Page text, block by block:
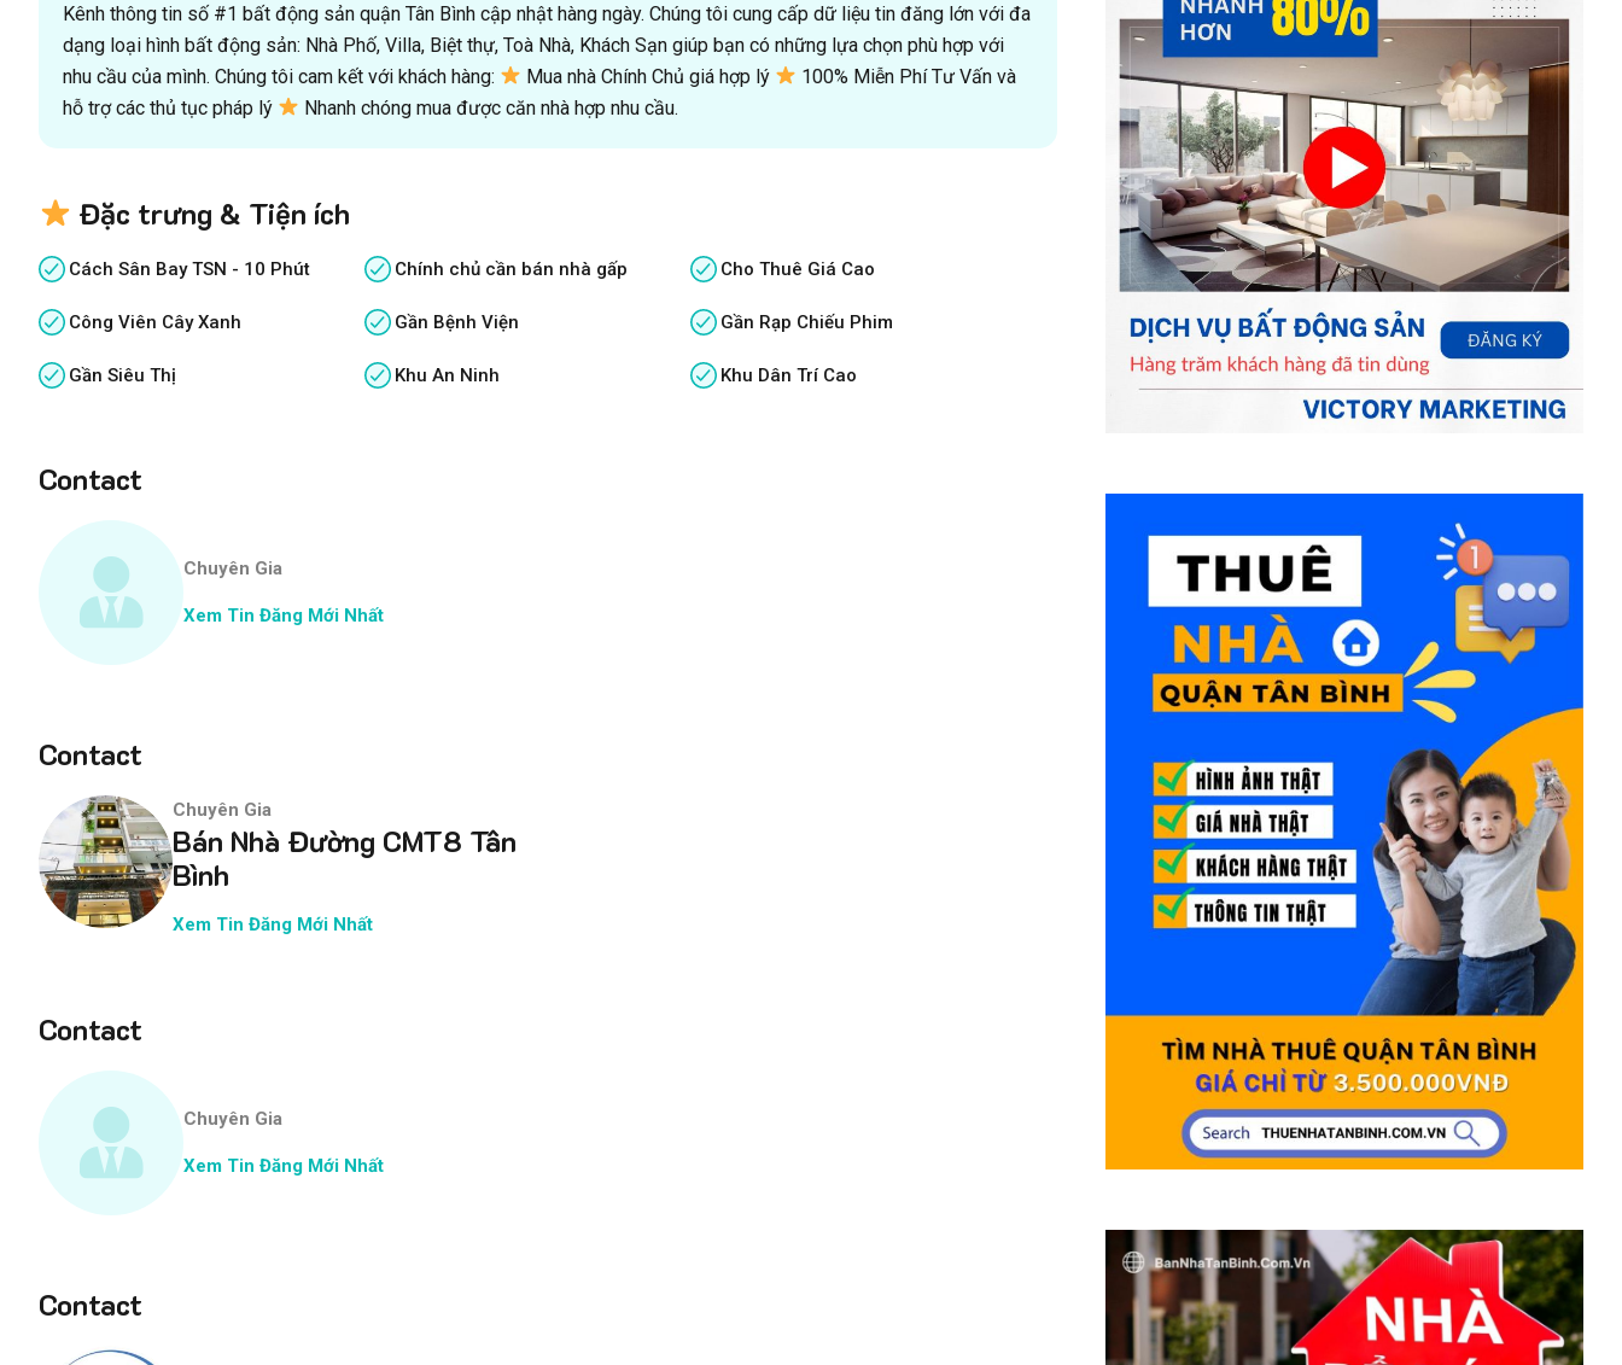
Kênh thông tin số #1 bất động sản quận Tân Bình cập nhật hàng ngày. Chúng tôi cung cấp dữ liệu tin đăng lớn với đa
dạng loại hình bất động sản: Nhà Phố, Villa, Biệt thự, Toà Nhà, Khách Sạn giúp bạn có những lựa chọn phù hợp với
nhu cầu của mình. Chúng tôi cam kết với khách hàng:
Mua nhà Chính Chủ giá hợp lý
100% Miễn Phí Tư Vấn và
hỗ trợ các thủ tục pháp lý
Nhanh chóng mua được căn nhà hợp nhu cầu.
Đặc trưng & Tiện ích
Cách Sân Bay TSN - 10 Phút Chính chủ cần bán nhà gấp Cho Thuê Giá Cao
Công Viên Cây Xanh Gần Bệnh Viện Gần Rạp Chiếu Phim
Gần Siêu Thị Khu An Ninh Khu Dân Trí Cao
Contact
Chuyên Gia
Xem Tin Đăng Mới Nhất
Contact
Chuyên Gia
Bán Nhà Đường CMT8 Tân
Bình
Xem Tin Đăng Mới Nhất
Contact
Chuyên Gia
Xem Tin Đăng Mới Nhất
Contact